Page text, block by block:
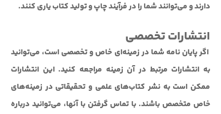
دارند و می‌توانند شما را در فرآیند چاپ و تولید کتاب یاری کنند.
انتشارات تخصصی
اگر پایان نامه شما در زمینه‌ای خاص و تخصصی است، می‌توانید
به انتشارات مرتبط در آن زمینه مراجعه کنید. این انتشارات
ممکن است به نشر کتاب‌های علمی و تحقیقاتی در زمینه‌های
خاص متخصص باشند. با تماس گرفتن با آنها، می‌توانید درباره